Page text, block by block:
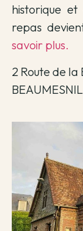
historique
repas
savoir plus.
2 Route de la
BEAUMESNIL